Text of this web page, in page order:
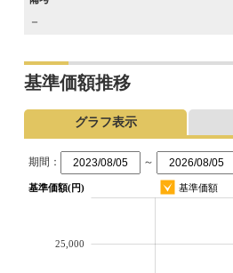
－
基準価額推移
グラフ表示
期間： ～
基準価額(円) 基準価額
25,000